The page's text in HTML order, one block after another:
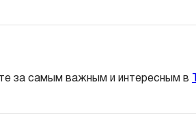
за самым важным и интересным в